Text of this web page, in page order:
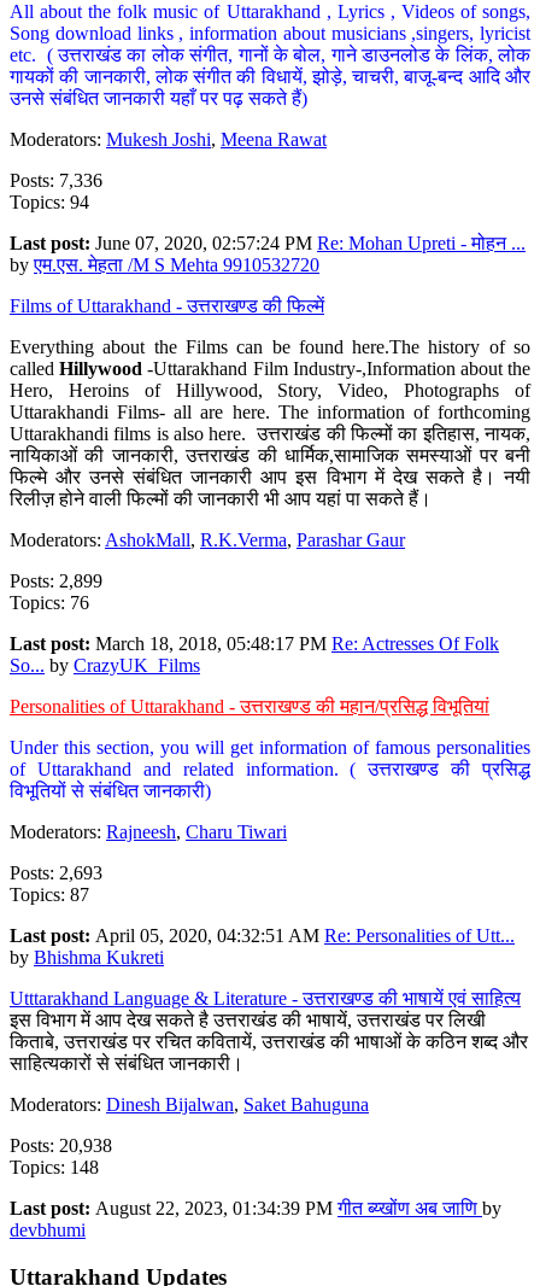
All about the folk music of Uttarakhand , Lyrics , Videos of songs,
Song download links , information about musicians ,singers, lyricist
etc. ( उत्तराखंड का लोक संगीत, गानों के बोल, गाने डाउनलोड के लिंक, लोक
गायकों की जानकारी, लोक संगीत की विधायें, झोड़े, चाचरी, बाजू-बन्द आदि और
उनसे संबंधित जानकारी यहाँ पर पढ़ सकते हैं)
Moderators: Mukesh Joshi, Meena Rawat
Posts: 7,336
Topics: 94
Last post: June 07, 2020, 02:57:24 PM Re: Mohan Upreti - मोहन ...
byएम.एस. मेहता /M S Mehta 9910532720
Films of Uttarakhand - उत्तराखण्ड की फिल्में
Everything about the Films can be found here.The history of so
calledHillywood-Uttarakhand Film Industry-,Information about the
Hero, Heroins of Hillywood, Story, Video, Photographs of
Uttarakhandi Films- all are here. The information of forthcoming
Uttarakhandi films is also here. उत्तराखंड की फिल्मों का इतिहास, नायक,
नायिकाओं की जानकारी, उत्तराखंड की धार्मिक,सामाजिक समस्याओं पर बनी
फिल्मे और उनसे संबंधित जानकारी आप इस विभाग में देख सकते है। नयी
रिलीज़ होने वाली फिल्मों की जानकारी भी आप यहां पा सकते हैं।
Moderators: AshokMall, R.K.Verma, Parashar Gaur
Posts: 2,899
Topics: 76
Last post: March 18, 2018, 05:48:17 PM Re: Actresses Of Folk
So... by CrazyUK_Films
Personalities of Uttarakhand - उत्तराखण्ड की महान/प्रसिद्ध विभूतियां
Under this section, you will get information of famous personalities
of Uttarakhand and related information. ( उत्तराखण्ड की प्रसिद्ध
विभूतियों से संबंधित जानकारी)
Moderators: Rajneesh, Charu Tiwari
Posts: 2,693
Topics: 87
Last post: April 05, 2020, 04:32:51 AM Re: Personalities of Utt...
by Bhishma Kukreti
Utttarakhand Language & Literature - उत्तराखण्ड की भाषायें एवं साहित्य
इस विभाग में आप देख सकते है उत्तराखंड की भाषायें, उत्तराखंड पर लिखी
किताबे, उत्तराखंड पर रचित कवितायें, उत्तराखंड की भाषाओं के कठिन शब्द और
साहित्यकारों से संबंधित जानकारी।
Moderators: Dinesh Bijalwan, Saket Bahuguna
Posts: 20,938
Topics: 148
Last post: August 22, 2023, 01:34:39 PMगीत ब्य्खोंण अब जाणि by
devbhumi
Uttarakhand Updates